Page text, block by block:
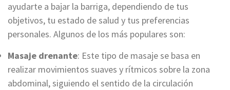
ayudarte a bajar la barriga, dependiendo de tus
objetivos, tu estado de salud y tus preferencias
personales. Algunos de los más populares son:
Masaje drenante: Este tipo de masaje se basa en
realizar movimientos suaves y rítmicos sobre la zona
abdominal, siguiendo el sentido de la circulación